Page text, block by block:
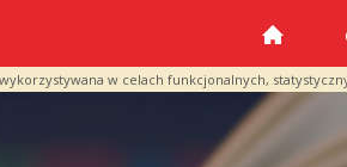
w celach funkcjonalnych,